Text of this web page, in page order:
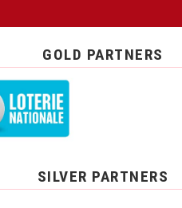
GOLD PARTNERS
SILVER PARTNERS